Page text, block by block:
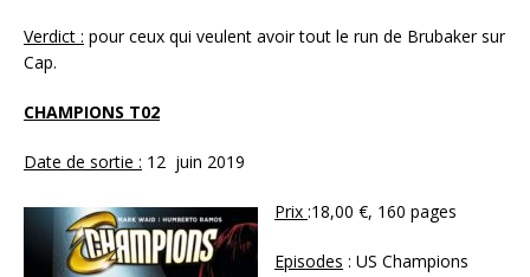
Verdict : pour ceux qui veulent avoir tout le run de Brubaker sur
Cap.
CHAMPIONS T02
Date de sortie : 12 juin 2019
Prix :18,00 €, 160 pages
Episodes : US Champions